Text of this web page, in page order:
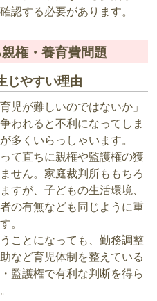
認する必要があります。
権・養育費問題
じやすい理由
児が難しいのではないか」
われると不利になってしま
多くいらっしゃいます。
て直ちに親権や監護権の獲
せん。家庭裁判所ももちろ
すが、子どもの生活環境、
の有無なども同じように重
。
ことになっても、勤務調整
など育児体制を整えている
監護権で有利な判断を得ら